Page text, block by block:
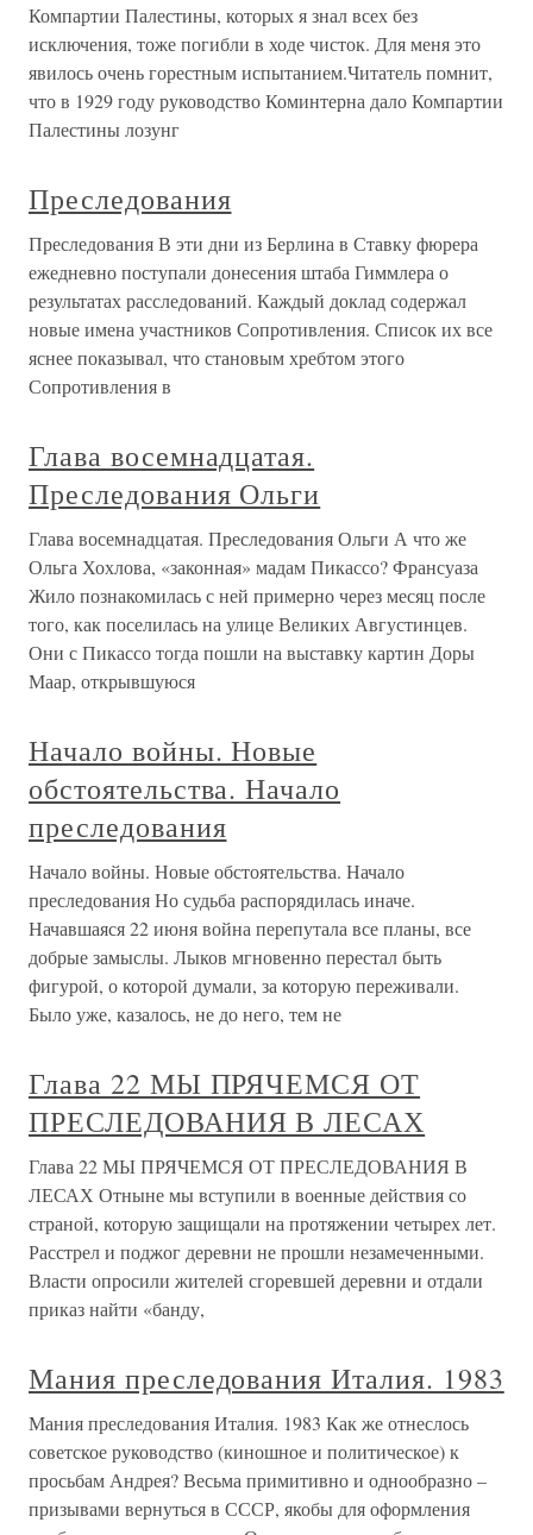
Компартии Палестины, которых я знал всех без
исключения, тоже погибли в ходе чисток. Для меня это
явилось очень горестным испытанием.Читатель помнит,
что в 1929 году руководство Коминтерна дало Компартии
Палестины лозунг
Преследования
Преследования В эти дни из Берлина в Ставку фюрера
ежедневно поступали донесения штаба Гиммлера о
результатах расследований. Каждый доклад содержал
новые имена участников Сопротивления. Список их все
яснее показывал, что становым хребтом этого
Сопротивления в
Глава восемнадцатая.
Преследования Ольги
Глава восемнадцатая. Преследования Ольги А что же
Ольга Хохлова, «законная» мадам Пикассо? Франсуаза
Жило познакомилась с ней примерно через месяц после
того, как поселилась на улице Великих Августинцев.
Они с Пикассо тогда пошли на выставку картин Доры
Маар, открывшуюся
Начало войны. Новые
обстоятельства. Начало
преследования
Начало войны. Новые обстоятельства. Начало
преследования Но судьба распорядилась иначе.
Начавшаяся 22 июня война перепутала все планы, все
добрые замыслы. Лыков мгновенно перестал быть
фигурой, о которой думали, за которую переживали.
Было уже, казалось, не до него, тем не
Глава 22 МЫ ПРЯЧЕМСЯ ОТ
ПРЕСЛЕДОВАНИЯ В ЛЕСАХ
Глава 22 МЫ ПРЯЧЕМСЯ ОТ ПРЕСЛЕДОВАНИЯ В
ЛЕСАХ Отныне мы вступили в военные действия со
страной, которую защищали на протяжении четырех лет.
Расстрел и поджог деревни не прошли незамеченными.
Власти опросили жителей сгоревшей деревни и отдали
приказ найти «банду,
Мания преследования Италия. 1983
Мания преследования Италия. 1983 Как же отнеслось
советское руководство (киношное и политическое) к
просьбам Андрея? Весьма примитивно и однообразно –
призывами вернуться в СССР, якобы для оформления